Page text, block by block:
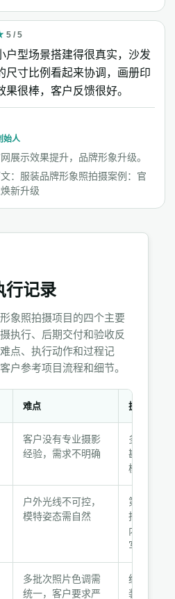
5 / 5
户型场景搭建得很真实，沙发
尺寸比例看起来协调，画册印
果很棒，客户反馈很好。
始人
展示效果提升，品牌形象升级。
：服装品牌形象照拍摄案例：官
新升级
行记录
象照拍摄项目的四个主要
执行、后期交付和验收反
点、执行动作和过程记
户参考项目流程和细节。
难点 执行动作
客户没有专业摄影
经验，需求不明确
多次线上
勘查，明
模特、交
户外光线不可控，
模特姿态需自然
第一天户
拍动态，
内柔光拍
写
多批次照片色调需
统一，客户要求严
统一校准
装颜色，